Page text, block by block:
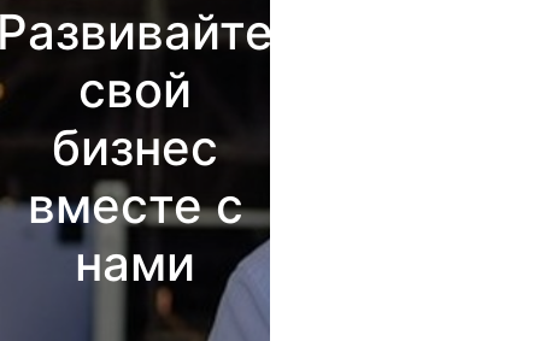
свой
бизнес
вместе с
нами